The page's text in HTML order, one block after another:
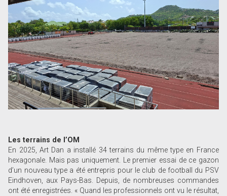
Les terrains de l’OM
En 2025, Art Dan a installé 34 terrains du même type en France
hexagonale. Mais pas uniquement. Le premier essai de ce gazon
d’un nouveau type a été entrepris pour le club de football du PSV
Eindhoven, aux Pays-Bas. Depuis, de nombreuses commandes
ont été enregistrées. « Quand les professionnels ont vu le résultat,